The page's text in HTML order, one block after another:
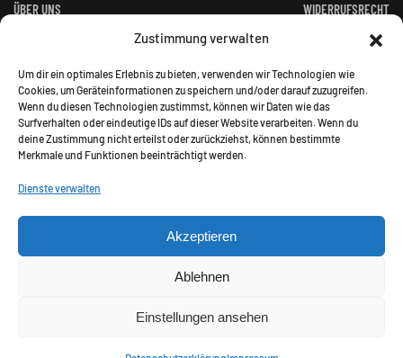
Zustimmung verwalten
Um dir ein optimales Erlebnis zu bieten, verwenden wir Technologien wie
Cookies, um Geräteinformationen zu speichern und/oder darauf zuzugreifen.
Wenn du diesen Technologien zustimmst, können wir Daten wie das
Surfverhalten oder eindeutige IDs auf dieser Website verarbeiten. Wenn du
deine Zustimmung nicht erteilst oder zurückziehst, können bestimmte
Merkmale und Funktionen beeinträchtigt werden.
Dienste verwalten
Akzeptieren
Ablehnen
Einstellungen ansehen
ÜBER UNS
WIDERRUFSRECHT
ALTGERÄTEVERORDNUNG
Versandkosten und ggf. Nachnahmegebühren, wenn nicht